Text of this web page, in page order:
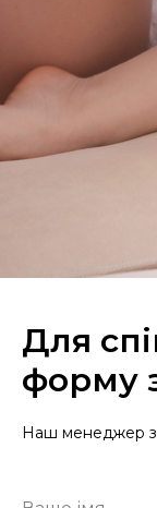
Для
форму
Наш менеджер